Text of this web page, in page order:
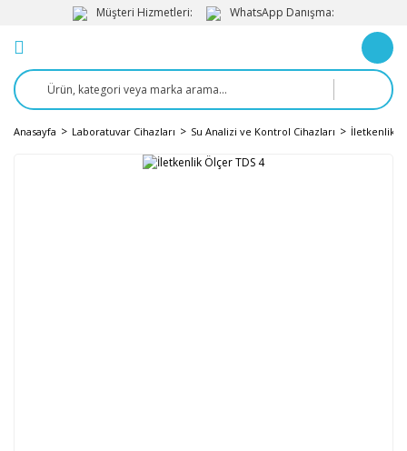
Müşteri Hizmetleri: WhatsApp Danışma:
Anasayfa Laboratuvar Cihazları Su Analizi ve Kontrol Cihazları İletkenlik